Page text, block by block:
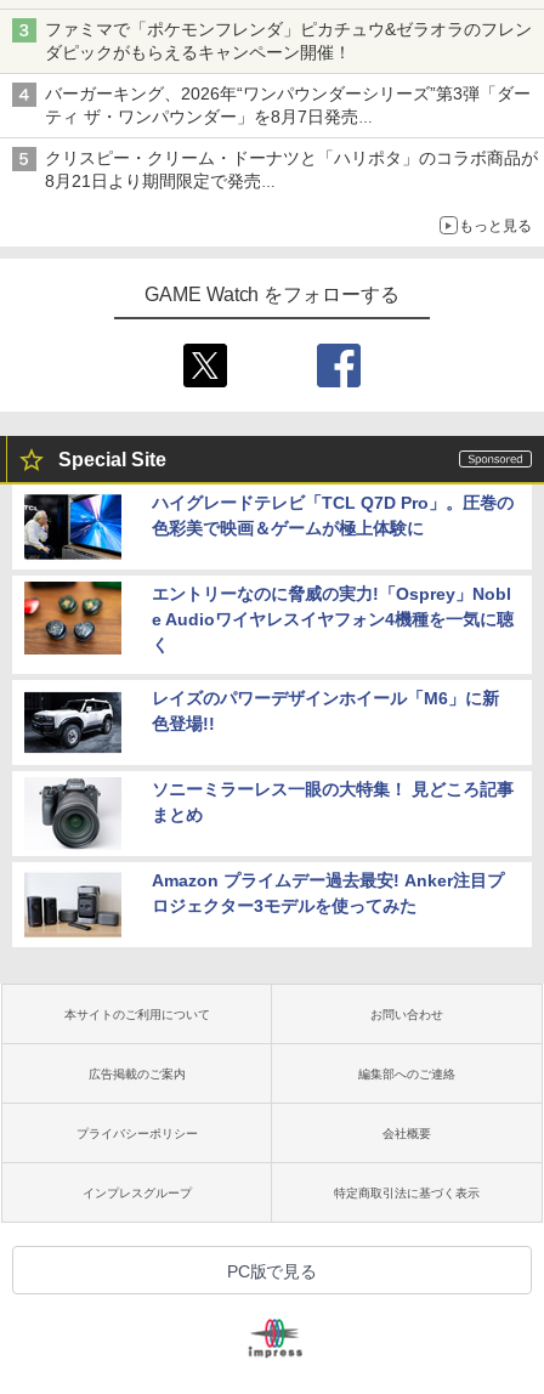
ライン販売開始
ファミマで「ポケモンフレンダ」ピカチュウ&ゼラオラのフレン
ダピックがもらえるキャンペーン開催！
バーガーキング、2026年“ワンパウンダーシリーズ”第3弾「ダー
ティ ザ・ワンパウンダー」を8月7日発売
「特製ガーリックマヨソース」を使用した超大型チーズバーガー
クリスピー・クリーム・ドーナツと「ハリポタ」のコラボ商品が
8月21日より期間限定で発売
もっと見る
GAME Watch をフォローする
Special Site
ハイグレードテレビ「TCL Q7D Pro」。圧巻の
色彩美で映画＆ゲームが極上体験に
エントリーなのに脅威の実力!「Osprey」Nobl
e Audioワイヤレスイヤフォン4機種を一気に聴
く
レイズのパワーデザインホイール「M6」に新
色登場!!
ソニーミラーレス一眼の大特集！ 見どころ記事
まとめ
Amazon プライムデー過去最安! Anker注目プ
ロジェクター3モデルを使ってみた
本サイトのご利用について お問い合わせ
広告掲載のご案内 編集部へのご連絡
プライバシーポリシー 会社概要
インプレスグループ 特定商取引法に基づく表示
PC版で見る